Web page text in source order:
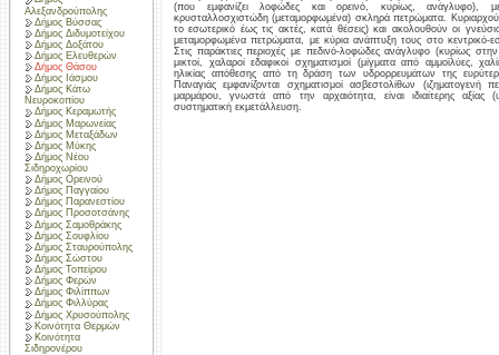
Αλεξανδρούπολης
Δήμος Βύσσας
Δήμος Διδυμοτείχου
Δήμος Δοξάτου
Δήμος Ελευθερών
Δήμος Θάσου
Δήμος Ιάσμου
Δήμος Κάτω
Νευροκοπίου
Δήμος Κεραμωτής
Δήμος Μαρωνείας
Δήμος Μεταξάδων
Δήμος Μύκης
Δήμος Νέου
Σιδηροχωρίου
Δήμος Ορεινού
Δήμος Παγγαίου
Δήμος Παρανεστίου
Δήμος Προσοτσάνης
Δήμος Σαμοθράκης
Δήμος Σουφλίου
Δήμος Σταυρούπολης
Δήμος Σώστου
Δήμος Τοπείρου
Δήμος Φερών
Δήμος Φιλίππων
Δήμος Φιλλύρας
Δήμος Χρυσούπολης
Κοινότητα Θερμών
Κοινότητα
Σιδηρονέρου
(που εμφανίζει λοφώδες και ορεινό, κυρίως, ανάγλυφο),
κρυσταλλοσχιστώδη (μεταμορφωμένα) σκληρά πετρώματα.
το εσωτερικό έως τις ακτές, κατά θέσεις) και ακολουθούν οι
μεταμορφωμένα πετρώματα, με κύρια ανάπτυξη τους στο κεντρικό-
Στις παράκτιες περιοχές με πεδινό-λοφώδες ανάγλυφο (κυρίως
μικτοί, χαλαροί εδαφικοί σχηματισμοί (μίγματα από αμμοϊλύες,
ηλικίας απόθεσης από τη δράση των υδρορρευμάτων της
Παναγιάς εμφανίζονται σχηματισμοί ασβεστολίθων (ιζηματογενή
μαρμάρου, γνωστά από την αρχαιότητα, είναι ιδιαίτερης αξίας
συστηματική εκμετάλλευση.